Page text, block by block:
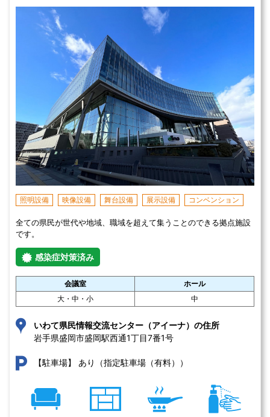
照明設備 映像設備 舞台設備 展示設備 コンベンション
全ての県民が世代や地域、職域を超えて集うことのできる拠点施設
です。
感染症対策済み
会議室
ホール
大・中・小
中
いわて県民情報交流センター（アイーナ）の住所
岩手県盛岡市盛岡駅西通1丁目7番1号
【駐車場】 あり（指定駐車場（有料））